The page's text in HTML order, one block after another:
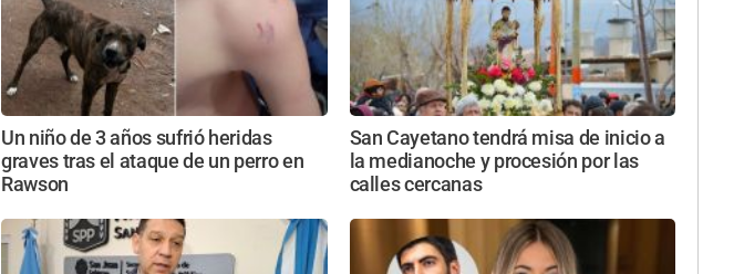
Un niño de 3 años sufrió heridas
graves tras el ataque de un perro en
Rawson
San Cayetano tendrá misa de inicio a
la medianoche y procesión por las
calles cercanas